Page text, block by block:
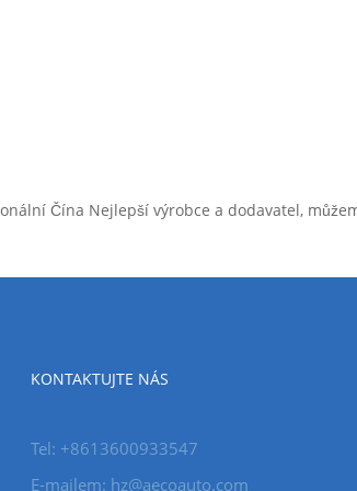
Čína Nejlepší výrobce a dodavatel,
KONTAKTUJTE NÁS
Tel: +8613600933547
E-mailem: hz@aecoauto.com